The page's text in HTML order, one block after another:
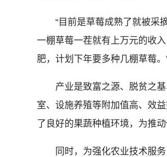
“目前是草莓成熟了就被采摘
一棚草莓一茬就有上万元的收
肥，计划下年要多种几棚草莓。
产业是致富之源、脱贫之基
室、设施养殖等附加值高、效
了良好的果蔬种植环境，为推
同时，为强化农业技术服务